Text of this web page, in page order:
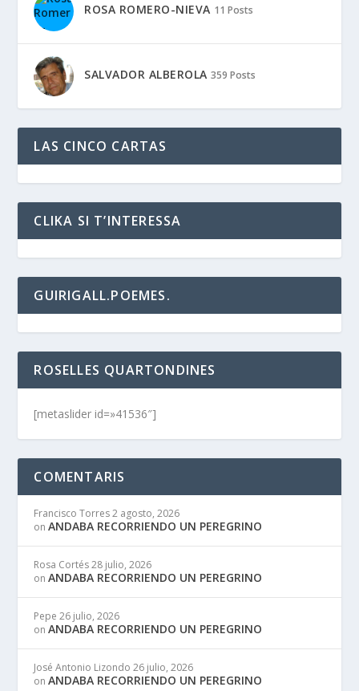
ROSA ROMERO-NIEVA 11 Posts
SALVADOR ALBEROLA 359 Posts
LAS CINCO CARTAS
CLIKA SI T’INTERESSA
GUIRIGALL.POEMES.
ROSELLES QUARTONDINES
[metaslider id=»41536″]
COMENTARIS
Francisco Torres 2 agosto, 2026
onANDABA RECORRIENDO UN PEREGRINO
Rosa Cortés 28 julio, 2026
onANDABA RECORRIENDO UN PEREGRINO
Pepe 26 julio, 2026
onANDABA RECORRIENDO UN PEREGRINO
José Antonio Lizondo 26 julio, 2026
onANDABA RECORRIENDO UN PEREGRINO